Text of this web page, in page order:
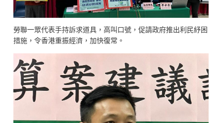
勞聯一眾代表手持訴求道具，高叫口號，促請政府推出利民紓困
措施，令香港重振經濟，加快復常。